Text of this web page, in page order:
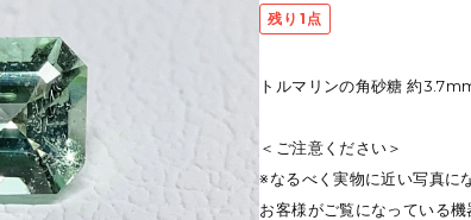
残り1点
トルマリンの角砂糖 約
＜ご注意ください＞
※なるべく実物に近い写真に
お客様がご覧になっている機